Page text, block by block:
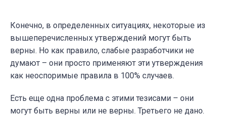
Конечно, в определенных ситуациях, некоторые из
вышеперечисленных утверждений могут быть
верны. Но как правило, слабые разработчики не
думают – они просто применяют эти утверждения
как неоспоримые правила в 100% случаев.
Есть еще одна проблема с этими тезисами – они
могут быть верны или не верны. Третьего не дано.